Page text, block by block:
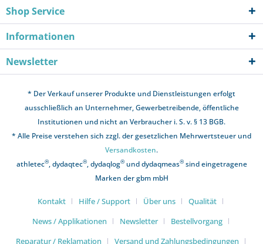
Shop Service
Informationen
Newsletter
* Der Verkauf unserer Produkte und Dienstleistungen erfolgt
ausschließlich an Unternehmer, Gewerbetreibende, öffentliche
Institutionen und nicht an Verbraucher i. S. v. § 13 BGB.
* Alle Preise verstehen sich zzgl. der gesetzlichen Mehrwertsteuer und
Versandkosten.
athletec®, dydaqtec®, dydaqlog®und dydaqmeas®sind eingetragene
Marken der gbm mbH
Kontakt Hilfe / Support Über uns
Qualität
News / Applikationen
Newsletter
Bestellvorgang
Reparatur / Reklamation
Versand und Zahlungsbedingungen